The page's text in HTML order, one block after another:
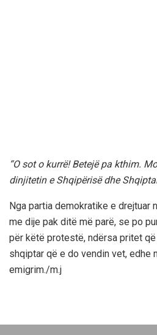
“O sot o kurrë! Betejë pa kthim.
dinjitetin e Shqipërisë dhe
Nga partia demokratike e drejtuar
me dije pak ditë më parë, se po
për këtë protestë, ndërsa pritet
shqiptar që e do vendin vet, edhe
emigrim./m.j